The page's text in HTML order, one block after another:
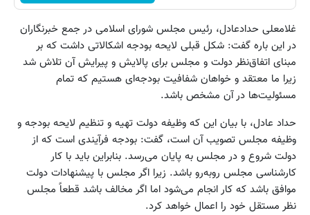
غلامعلی حدادعادل، رئیس مجلس شورای اسلامی در جمع خبرنگاران
در این باره گفت: شکل قبلی لایحه‌ بودجه اشکالاتی داشت که بر
مبنای اتفاق‌نظر دولت و مجلس برای پالایش و پیرایش آن تلاش شد
زیرا ما معتقد و خواهان شفافیت بودجه‌ای هستیم که تمام
مسئولیت‌ها در آن مشخص باشد.
حداد عادل، با بیان این که وظیفه‌ دولت تهیه و تنظیم لایحه‌ بودجه و
وظیفه‌ مجلس تصویب آن است، گفت: بودجه فرآیندی است که از
دولت شروع و در مجلس به پایان می‌رسد. بنابراین باید با کار
کارشناسی مجلس روبه‌رو باشد. زیرا اگر مجلس با پیشنهادات دولت
موافق باشد که کار انجام می‌شود اما اگر مخالف باشد قطعاً مجلس
نظر مستقل خود را اعمال خواهد کرد.